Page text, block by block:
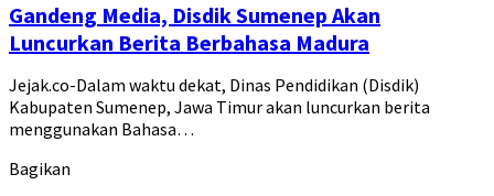
Gandeng Media, Disdik Sumenep Akan
Luncurkan Berita Berbahasa Madura
Jejak.co-Dalam waktu dekat, Dinas Pendidikan (Disdik)
Kabupaten Sumenep, Jawa Timur akan luncurkan berita
menggunakan Bahasa…
Bagikan